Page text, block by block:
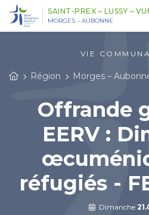
SAINT-PREX – LUSSY –
MORGES – AUBONNE
VIE
Région Morges –
Offrande
EERV :
réfugiés -
Dimanche
Panneau de gestion des